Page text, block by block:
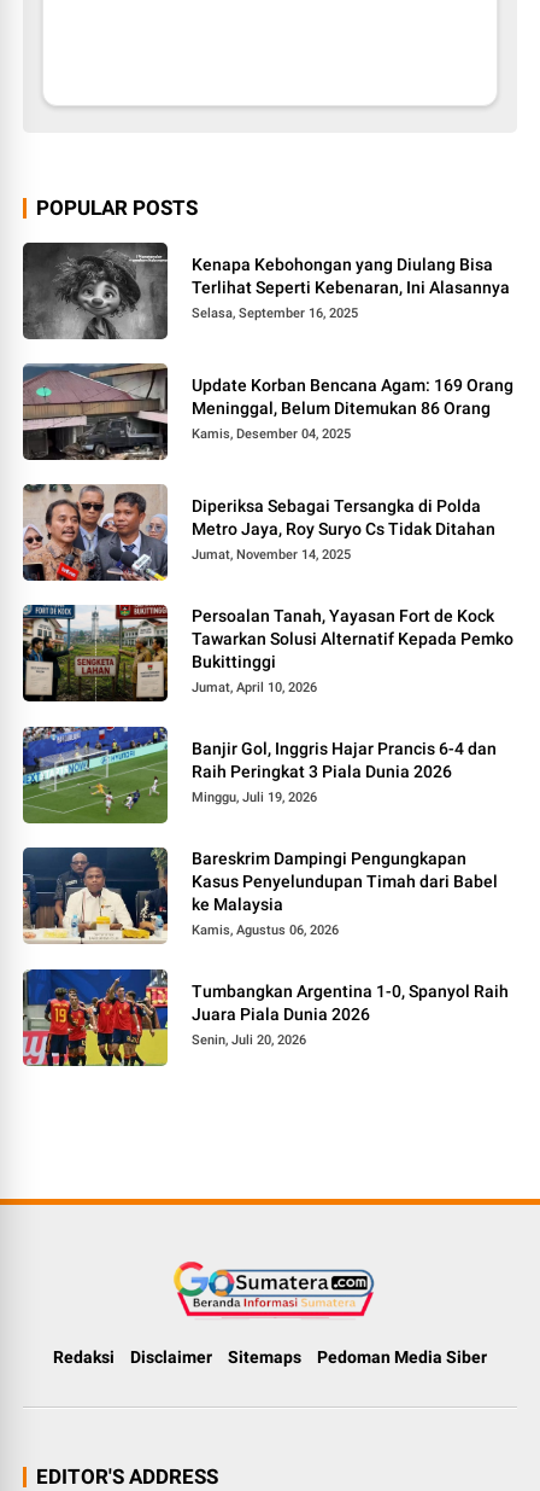
POPULAR POSTS
Kenapa Kebohongan yang Diulang Bisa
Terlihat Seperti Kebenaran, Ini Alasannya
Selasa, September 16, 2025
Update Korban Bencana Agam: 169 Orang
Meninggal, Belum Ditemukan 86 Orang
Kamis, Desember 04, 2025
Diperiksa Sebagai Tersangka di Polda
Metro Jaya, Roy Suryo Cs Tidak Ditahan
Jumat, November 14, 2025
Persoalan Tanah, Yayasan Fort de Kock
Tawarkan Solusi Alternatif Kepada Pemko
Bukittinggi
Jumat, April 10, 2026
Banjir Gol, Inggris Hajar Prancis 6-4 dan
Raih Peringkat 3 Piala Dunia 2026
Minggu, Juli 19, 2026
Bareskrim Dampingi Pengungkapan
Kasus Penyelundupan Timah dari Babel
ke Malaysia
Kamis, Agustus 06, 2026
Tumbangkan Argentina 1-0, Spanyol Raih
Juara Piala Dunia 2026
Senin, Juli 20, 2026
Redaksi Disclaimer Sitemaps Pedoman Media Siber
EDITOR'S ADDRESS